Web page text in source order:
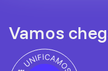
Vamos